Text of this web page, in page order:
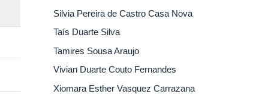
Silvia Pereira de Castro Casa Nova
Taís Duarte Silva
Tamires Sousa Araujo
Vivian Duarte Couto Fernandes
Xiomara Esther Vasquez Carrazana